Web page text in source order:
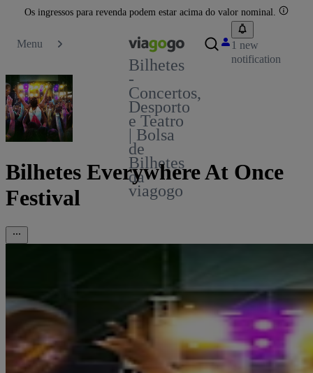
Os ingressos para revenda podem estar acima do valor nominal.
Menu
Bilhetes
-
Concertos,
Desporto
e Teatro
| Bolsa
de
Bilhetes
da
viagogo
1 new
notification
Bilhetes Everywhere At Once
Festival